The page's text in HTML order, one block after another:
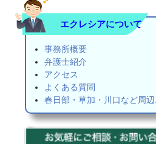
エクレシアについて
事務所概要
弁護士紹介
アクセス
よくある質問
春日部・草加・川口など周